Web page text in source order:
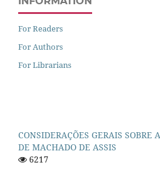
For Readers
For Authors
For Librarians
CONSIDERAÇÕES GERAIS SOBRE
DE MACHADO DE ASSIS
6217